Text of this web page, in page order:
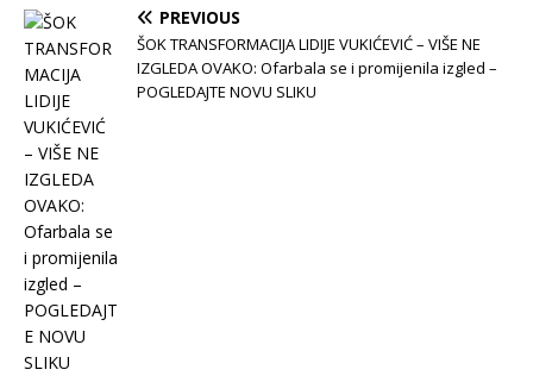
PREVIOUS
ŠOK TRANSFORMACIJA LIDIJE VUKIĆEVIĆ – VIŠE NE
IZGLEDA OVAKO: Ofarbala se i promijenila izgled –
POGLEDAJTE NOVU SLIKU